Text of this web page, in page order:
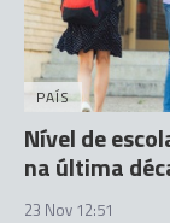
PAÍS
Nível de
na última
23 Nov 12:51